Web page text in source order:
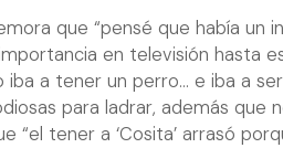
que “pensé que había un
en televisión hasta
iba a tener un perro… e iba a
para ladrar, además que
“el tener a ‘Cosita’ arrasó